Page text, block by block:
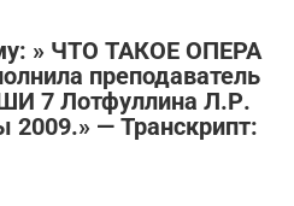
» ЧТО ТАКОЕ ОПЕРА
преподаватель
7 Лотфуллина Л.Р.
— Транскрипт: